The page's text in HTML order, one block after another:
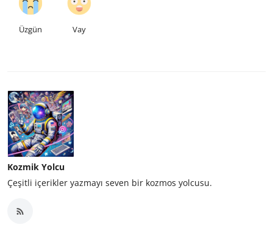
Üzgün Vay
Kozmik Yolcu
Çeşitli içerikler yazmayı seven bir kozmos yolcusu.